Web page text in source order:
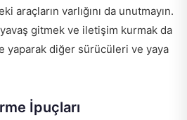
araçların varlığını da unutmayın.
yavaş gitmek ve iletişim kurmak da
yaparak diğer sürücüleri ve yaya
İpuçları